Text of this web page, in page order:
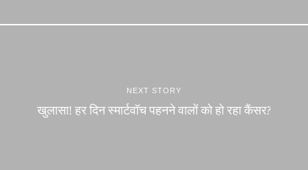
NEXT STORY
खुलासा! हर दिन स्मार्टवॉच पहनने वालों को हो रहा कैंसर?